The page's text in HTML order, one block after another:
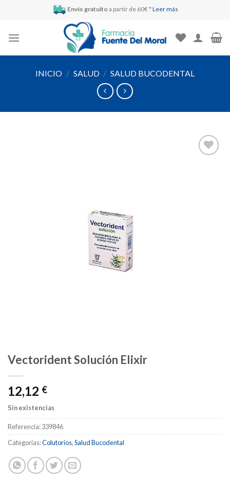
Envío gratuito a partir de 60€ * Leer más
INICIO / SALUD / SALUD BUCODENTAL
Vectorident Solución Elixir
12,12 €
Sin existencias
Referencia:339846
Categorías:Colutorios,Salud Bucodental